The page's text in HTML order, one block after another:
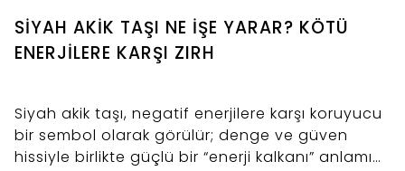
SİYAH AKİK TAŞI NE İŞE YARAR? KÖTÜ
ENERJİLERE KARŞI ZIRH
Siyah akik taşı, negatif enerjilere karşı koruyucu
bir sembol olarak görülür; denge ve güven
hissiyle birlikte güçlü bir “enerji kalkanı” anlamı